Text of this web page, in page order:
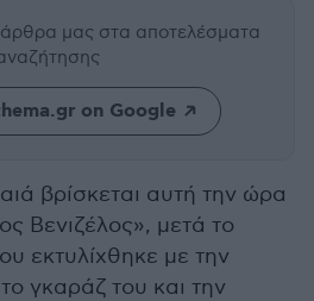
άρθρα μας στα αποτελέσματα
on Google
βρίσκεται αυτή την ώρα
Βενιζέλος», μετά το
εκτυλίχθηκε με την
γκαράζ του και την